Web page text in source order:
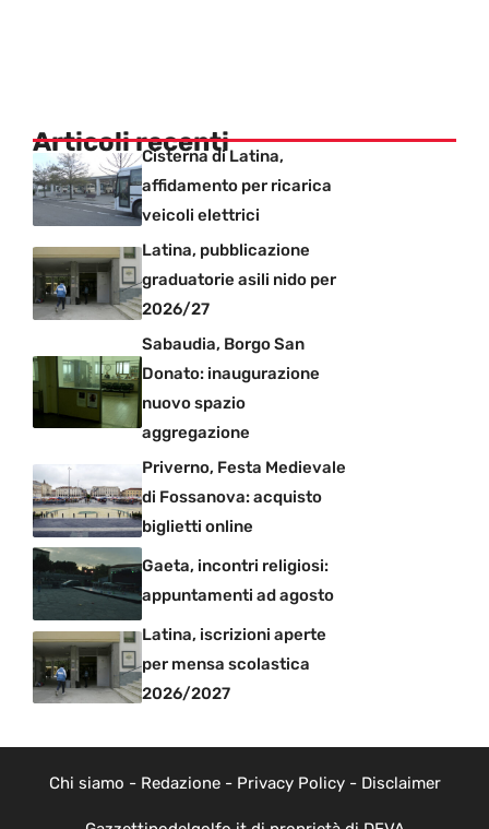
Articoli recenti
Cisterna di Latina,
affidamento per ricarica
veicoli elettrici
Latina, pubblicazione
graduatorie asili nido per
2026/27
Sabaudia, Borgo San
Donato: inaugurazione
nuovo spazio
aggregazione
Priverno, Festa Medievale
di Fossanova: acquisto
biglietti online
Gaeta, incontri religiosi:
appuntamenti ad agosto
Latina, iscrizioni aperte
per mensa scolastica
2026/2027
Chi siamo - Redazione- Privacy Policy- Disclaimer